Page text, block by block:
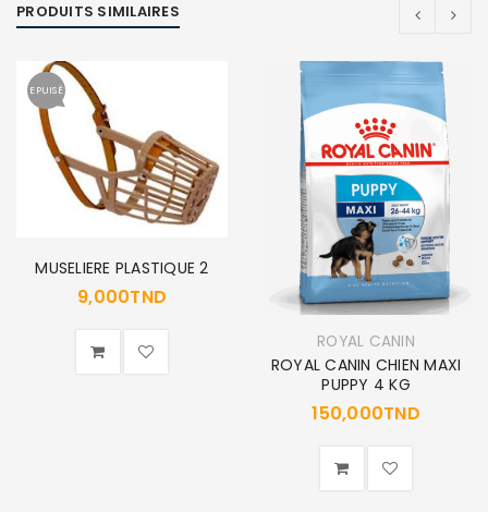
PRODUITS SIMILAIRES
EPUISÉ
MUSELIERE PLASTIQUE 2
9,000TND
ROYAL CANIN
ROYAL CANIN CHIEN MAXI
PUPPY 4 KG
150,000TND